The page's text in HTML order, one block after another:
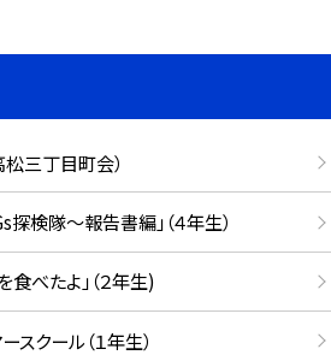
松三丁目町会）
検隊〜報告書編」（４年生）
べたよ」（２年生)
クール（１年生）